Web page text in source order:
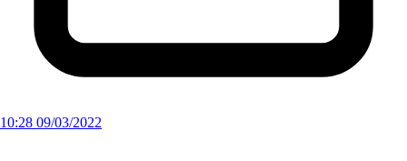
10:28 09/03/2022